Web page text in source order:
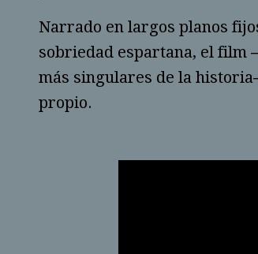
Narrado en largos planos
sobriedad espartana, el film
más singulares de la
propio.